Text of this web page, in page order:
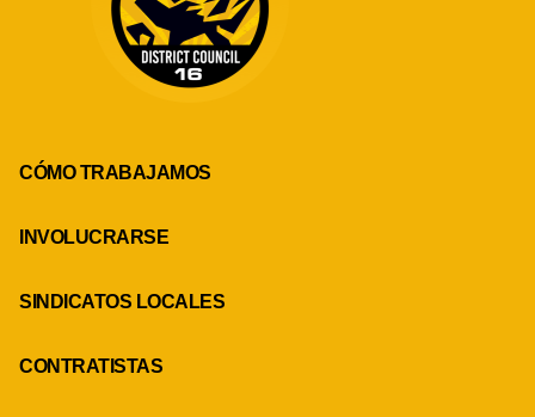
CÓMO TRABAJAMOS
INVOLUCRARSE
SINDICATOS LOCALES
CONTRATISTAS